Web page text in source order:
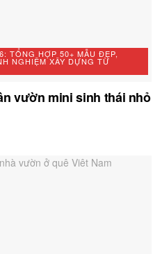
TỔNG HỢP 50+ MẪU ĐẸP,
NGHIỆM XÂY DỰNG TỪ
vườn mini sinh thái nhỏ